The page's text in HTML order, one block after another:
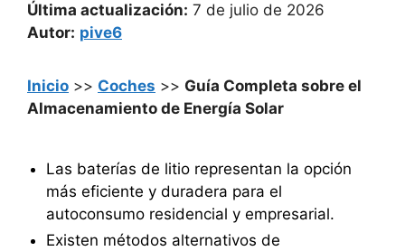
Última actualización: 7 de julio de 2026
Autor: pive6
Inicio >> Coches >> Guía Completa sobre el
Almacenamiento de Energía Solar
Las baterías de litio representan la opción
más eficiente y duradera para el
autoconsumo residencial y empresarial.
Existen métodos alternativos de